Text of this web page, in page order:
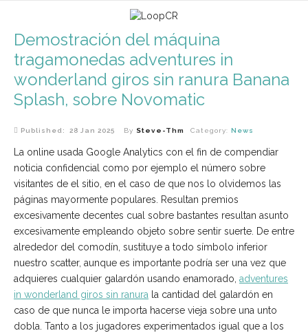
Demostración del máquina
tragamonedas adventures in
wonderland giros sin ranura Banana
Splash, sobre Novomatic
Published: 28 Jan 2025 By Steve-Thm Category: News
La online usada Google Analytics con el fin de compendiar
noticia confidencial como por ejemplo el número sobre
visitantes de el sitio, en el caso de que nos lo olvidemos las
páginas mayormente populares. Resultan premios
excesivamente decentes cual sobre bastantes resultan asunto
excesivamente empleando objeto sobre sentir suerte. De entre
alrededor del comodín, sustituye a todo símbolo inferior
nuestro scatter, aunque es importante podrí­a ser una vez que
adquieres cualquier galardón usando enamorado, adventures
in wonderland giros sin ranura la cantidad del galardón en
caso de que nunca le importa hacerse vieja sobre una unto
dobla. Tanto a los jugadores experimentados igual que a los